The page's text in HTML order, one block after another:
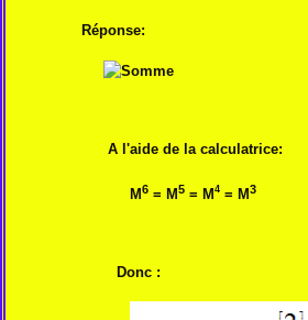
Réponse:
A l'aide de la calculatrice:
M6 = M5 = M4 = M3
Donc :